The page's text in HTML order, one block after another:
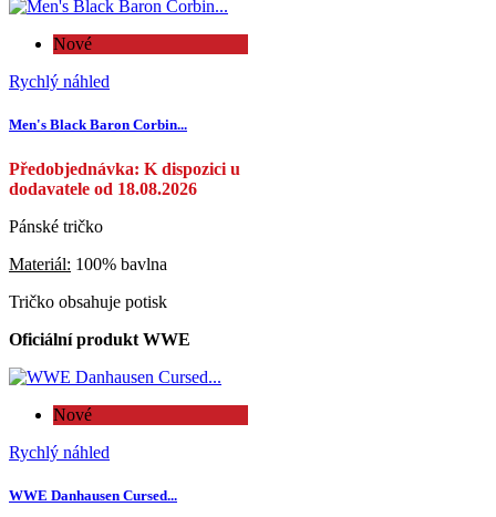
Nové
Rychlý náhled
Men's Black Baron Corbin...
Předobjednávka: K dispozici u
dodavatele od 18.08.2026
Pánské tričko
Materiál: 100% bavlna
Tričko obsahuje potisk
Oficiální produkt WWE
Nové
Rychlý náhled
WWE Danhausen Cursed...